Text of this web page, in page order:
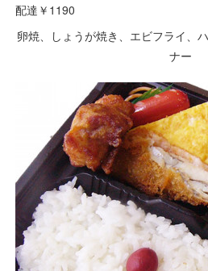
配達￥1190
卵焼、しょうが焼き、エビフライ、
ナー